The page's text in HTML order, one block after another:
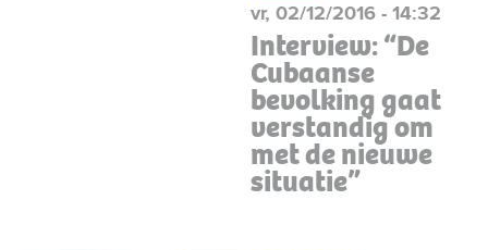
vr, 02/12/2016 - 14:32
Interview: “De
Cubaanse
bevolking gaat
verstandig om
met de nieuwe
situatie”